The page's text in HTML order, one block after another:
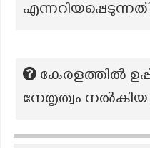
കേരളത്തിൽ
നേതൃത്വം നൽകിയ